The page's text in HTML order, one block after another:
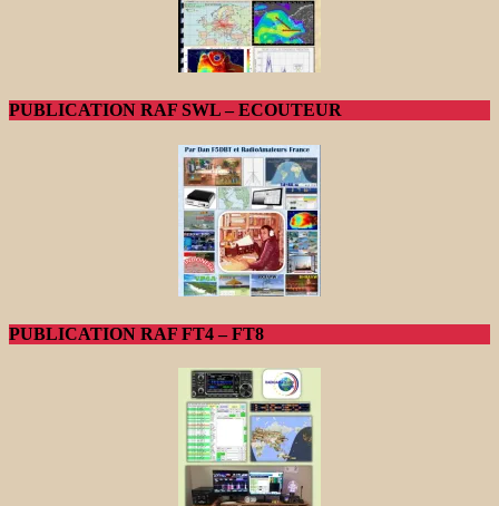
PUBLICATION RAF SWL – ECOUTEUR
PUBLICATION RAF FT4 – FT8